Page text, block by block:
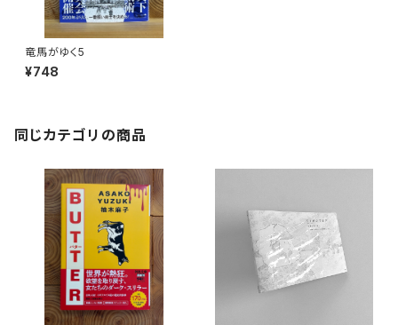
竜馬がゆく5
¥748
同じカテゴリの商品